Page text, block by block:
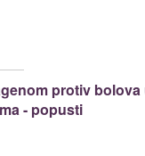
protiv bolova
- popusti